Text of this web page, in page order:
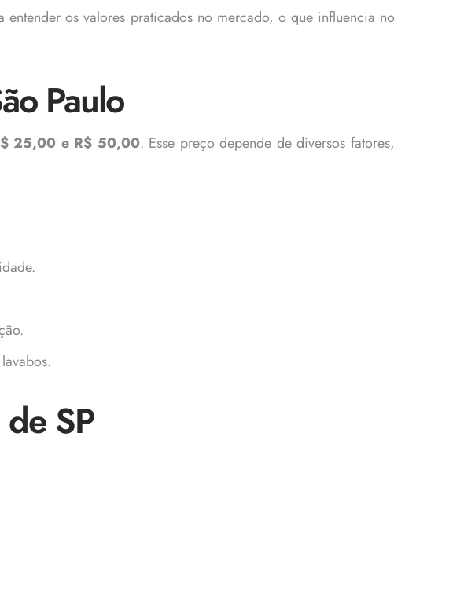
entender os valores praticados no mercado, o que influencia no
Paulo
25,00 e R$ 50,00. Esse preço depende de diversos fatores,
SP